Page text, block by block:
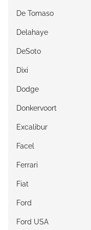
De Tomaso
Delahaye
DeSoto
Dixi
Dodge
Donkervoort
Excalibur
Facel
Ferrari
Fiat
Ford
Ford USA